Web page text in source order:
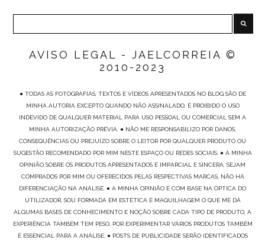
AVISO LEGAL - JAELCORREIA ©
2010-2023
● TODAS AS FOTOGRAFIAS, TEXTOS E VÍDEOS APRESENTADOS NO BLOG SÃO DE
MINHA AUTORIA EXCEPTO QUANDO NÃO ASSINALADO, É PROIBIDO O USO
INDEVIDO DE QUALQUER MATERIAL PARA USO PESSOAL OU COMERCIAL SEM A
MINHA AUTORIZAÇÃO PRÉVIA. ● NÃO ME RESPONSABILIZO POR DANOS,
CONSEQUÊNCIAS OU PREJUÍZO SOBRE O LEITOR POR QUALQUER PRODUTO OU
SUGESTÃO RECOMENDADO POR MIM NESTE ESPAÇO OU REDES SOCIAIS. ● A MINHA
OPINIÃO SOBRE OS PRODUTOS APRESENTADOS É IMPARCIAL E SINCERA, SEJAM
COMPRADOS POR MIM OU OFERECIDOS PELAS RESPECTIVAS MARCAS, NÃO HÁ
DIFERENCIAÇÃO NA ANÁLISE. ● A MINHA OPINIÃO É COM BASE NA ÓPTICA DO
UTILIZADOR, SOU FORMADA EM ESTÉTICA E MAQUILHAGEM O QUE ME DÁ
ALGUMAS BASES DE CONHECIMENTO E NOÇÃO SOBRE CADA TIPO DE PRODUTO, A
EXPERIÊNCIA TAMBÉM TEM PESO, POR EXPERIMENTAR VÁRIOS PRODUTOS TAMBÉM
É ESSENCIAL PARA A ANÁLISE. ● POSTS DE PUBLICIDADE SERÃO IDENTIFICADOS